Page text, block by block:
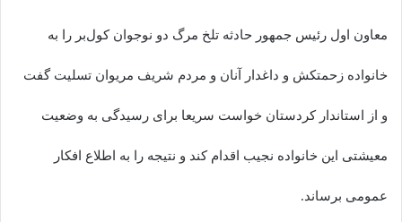
معاون اول رئیس جمهور حادثه تلخ مرگ دو نوجوان کول‌بر را به
خانواده زحمتکش و داغدار آنان و مردم شریف مریوان تسلیت گفت
و از استاندار کردستان خواست سریعا برای رسیدگی به وضعیت
معیشتی این خانواده نجیب اقدام کند و نتیجه را به اطلاع افکار
عمومی برساند.